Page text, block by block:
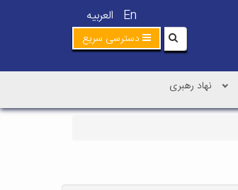
En العربیه
دسترسی سریع
نهاد رهبری